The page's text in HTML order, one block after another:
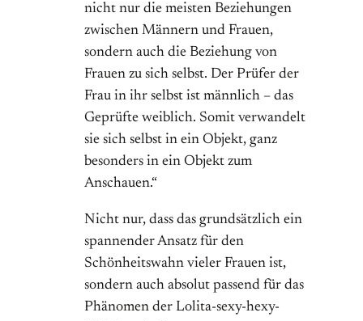
nicht nur die meisten Beziehungen
zwischen Männern und Frauen,
sondern auch die Beziehung von
Frauen zu sich selbst. Der Prüfer der
Frau in ihr selbst ist männlich – das
Geprüfte weiblich. Somit verwandelt
sie sich selbst in ein Objekt, ganz
besonders in ein Objekt zum
Anschauen.“
Nicht nur, dass das grundsätzlich ein
spannender Ansatz für den
Schönheitswahn vieler Frauen ist,
sondern auch absolut passend für das
Phänomen der Lolita-sexy-hexy-